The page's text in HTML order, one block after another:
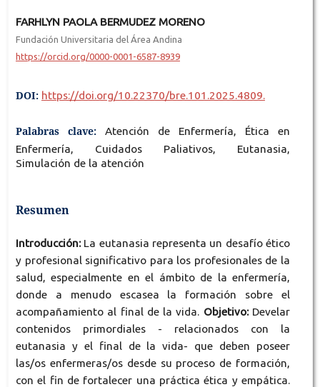
FARHLYN PAOLA BERMUDEZ MORENO
Fundación Universitaria del Área Andina
https://orcid.org/0000-0001-6587-8939
DOI: https://doi.org/10.22370/bre.101.2025.4809.
Palabras clave: Atención de Enfermería, Ética en
Enfermería, Cuidados Paliativos, Eutanasia,
Simulación de la atención
Resumen
Introducción:La eutanasia representa un desafío ético
y profesional significativo para los profesionales de la
salud, especialmente en el ámbito de la enfermería,
donde a menudo escasea la formación sobre el
acompañamiento al final de la vida. Objetivo:Develar
contenidos primordiales - relacionados con la
eutanasia y el final de la vida- que deben poseer
las/os enfermeras/os desde su proceso de formación,
con el fin de fortalecer una práctica ética y empática.